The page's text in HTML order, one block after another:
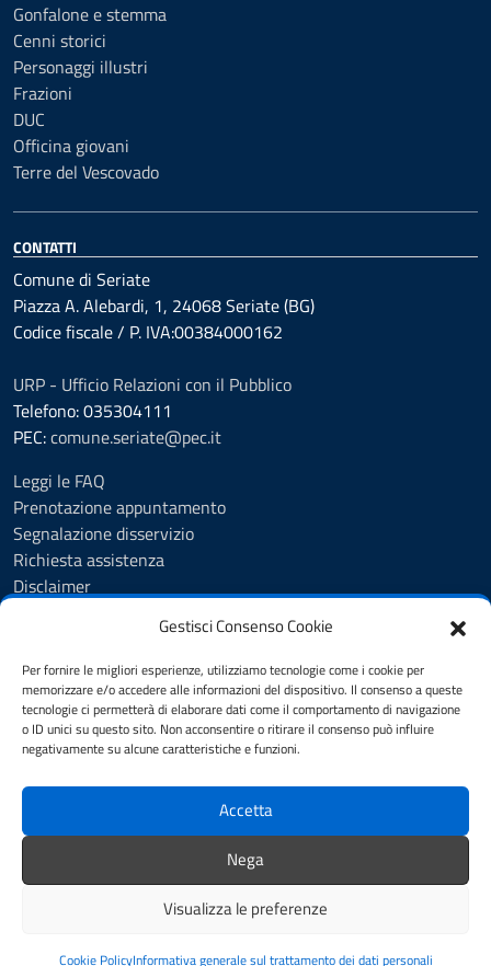
Gestisci Consenso Cookie
Per fornire le migliori esperienze, utilizziamo tecnologie come i cookie per
memorizzare e/o accedere alle informazioni del dispositivo. Il consenso a queste
tecnologie ci permetterà di elaborare dati come il comportamento di navigazione
o ID unici su questo sito. Non acconsentire o ritirare il consenso può influire
negativamente su alcune caratteristiche e funzioni.
Accetta
Nega
Visualizza le preferenze
Cookie PolicyInformativa generale sul trattamento dei dati personali
Gonfalone e stemma
Cenni storici
Personaggi illustri
Frazioni
DUC
Officina giovani
Terre del Vescovado
CONTATTI
Comune di Seriate
Piazza A. Alebardi, 1, 24068 Seriate (BG)
Codice fiscale / P. IVA:00384000162
URP - Ufficio Relazioni con il Pubblico
Telefono: 035304111
PEC:comune.seriate@pec.it
Leggi le FAQ
Prenotazione appuntamento
Segnalazione disservizio
Richiesta assistenza
Disclaimer
Cookie Policy
Informativa privacy
Dichiarazione di accessibilità
Note legali
SEGUICI SU
YouTube Facebook
Mappa del sito Accesso Riservato Credits